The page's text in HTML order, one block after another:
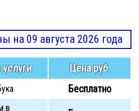
на 09 августа 2026 года
Цена руб.
Бесплатно
в